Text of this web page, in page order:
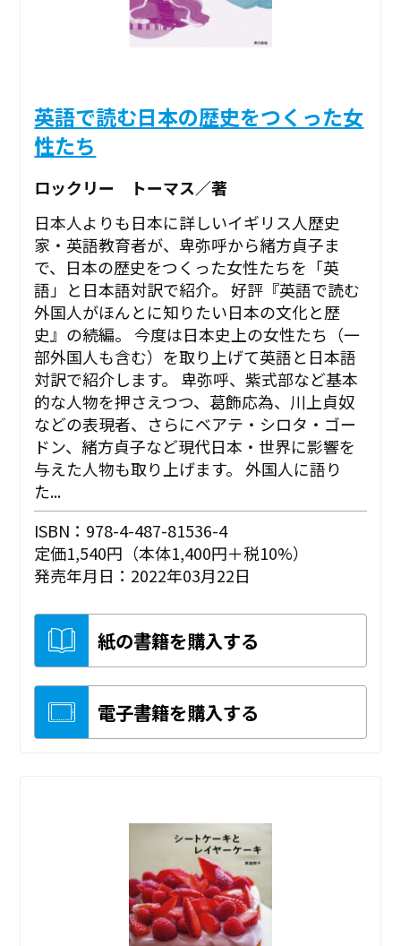
英語で読む日本の歴史をつくった女
性たち
ロックリー トーマス／著
日本人よりも日本に詳しいイギリス人歴史
家・英語教育者が、卑弥呼から緒方貞子ま
で、日本の歴史をつくった女性たちを「英
語」と日本語対訳で紹介。 好評『英語で読む
外国人がほんとに知りたい日本の文化と歴
史』の続編。 今度は日本史上の女性たち（一
部外国人も含む）を取り上げて英語と日本語
対訳で紹介します。 卑弥呼、紫式部など基本
的な人物を押さえつつ、葛飾応為、川上貞奴
などの表現者、さらにベアテ・シロタ・ゴー
ドン、緒方貞子など現代日本・世界に影響を
与えた人物も取り上げます。 外国人に語り
た...
ISBN：978-4-487-81536-4
定価1,540円（本体1,400円＋税10%）
発売年月日：2022年03月22日
紙の書籍を購入する
電子書籍を購入する